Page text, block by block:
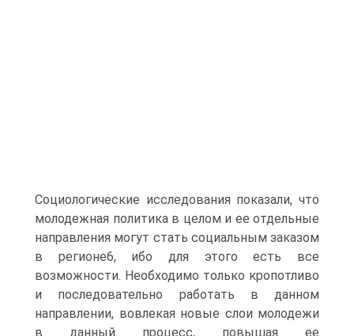
Социологические исследования показали, что
молодежная политика в целом и ее отдельные
направления могут стать социальным заказом
в регионе6, ибо для этого есть все
возможности. Необходимо только кропотливо
и последовательно работать в данном
направлении, вовлекая новые слои молодежи
в данный процесс, повышая ее